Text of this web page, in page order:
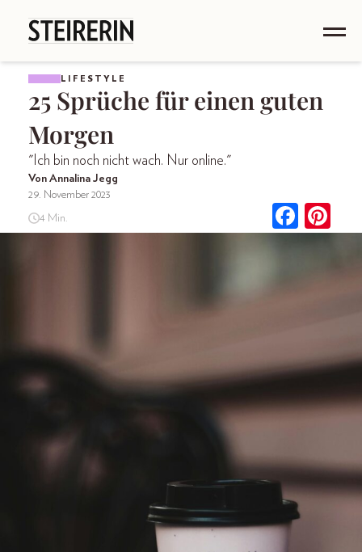
LIFESTYLE
25 Sprüche für einen guten
Morgen
"Ich bin noch nicht wach. Nur online."
Von Annalina Jegg
29. November 2023
4 Min.